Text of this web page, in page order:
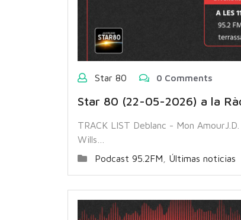
Star 80 0 Comments
Star 80 (22-05-2026) a la
TRACK LIST Deblanc - Mon
Wills…
Podcast 95.2FM
Últimas noticias